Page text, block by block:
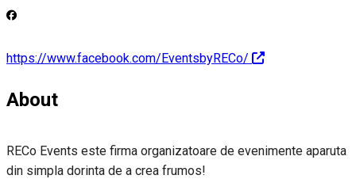
https://www.facebook.com/EventsbyRECo/
About
RECo Events este firma organizatoare de evenimente aparuta
din simpla dorinta de a crea frumos!